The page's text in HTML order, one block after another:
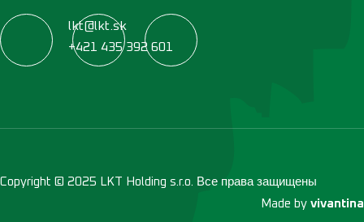
lkt@lkt.sk
+421 435 392 601
Copyright © 2025 LKT Holding s.r.o. Все права защищены
Made by vivantina